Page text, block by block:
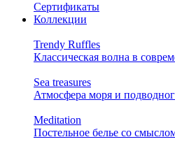
Сертификаты
Коллекции
Trendy Ruffles
Классическая волна в
Sea treasures
Атмосфера моря и
Meditation
Постельное белье со